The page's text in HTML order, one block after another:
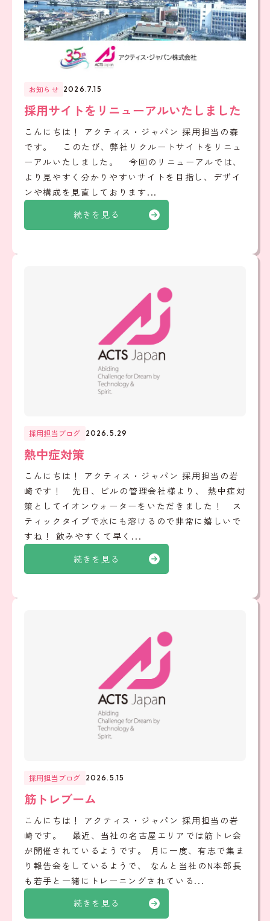
続きを見る
お知らせ 2026.7.15
採用サイトをリニューアルいたしました
こんにちは！ アクティス・ジャパン 採用担当の森
です。 このたび、弊社リクルートサイトをリニュ
ーアルいたしました。 今回のリニューアルでは、
より見やすく分かりやすいサイトを目指し、デザイ
ンや構成を見直しております...
続きを見る
採用担当ブログ 2026.5.29
熱中症対策
こんにちは！ アクティス・ジャパン 採用担当の岩
崎です！ 先日、ビルの管理会社様より、 熱中症対
策としてイオンウォーターをいただきました！ ス
ティックタイプで水にも溶けるので非常に嬉しいで
すね！ 飲みやすくて早く...
続きを見る
採用担当ブログ 2026.5.15
筋トレブーム
こんにちは！ アクティス・ジャパン 採用担当の岩
崎です。 最近、当社の名古屋エリアでは筋トレ会
が開催されているようです。 月に一度、有志で集ま
り報告会をしているようで、 なんと当社のN本部長
も若手と一緒にトレーニングされている...